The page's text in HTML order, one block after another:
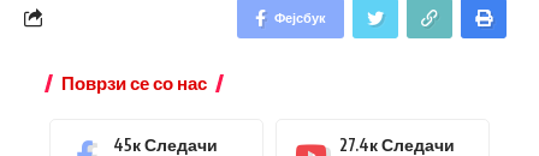
Фејсбук
Поврзи се со нас
45кСледачи 27.4кСледачи